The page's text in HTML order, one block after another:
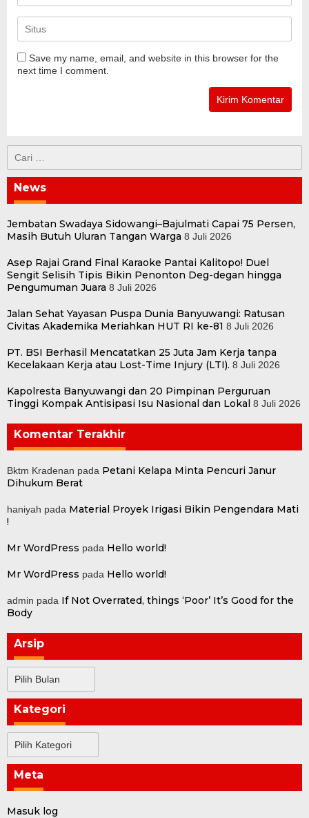
Save my name, email, and website in this browser for the
next time I comment.
Cari
untuk:
News
Jembatan Swadaya Sidowangi–Bajulmati Capai 75 Persen,
Masih Butuh Uluran Tangan Warga 8 Juli 2026
Asep Rajai Grand Final Karaoke Pantai Kalitopo! Duel
Sengit Selisih Tipis Bikin Penonton Deg-degan hingga
Pengumuman Juara 8 Juli 2026
Jalan Sehat Yayasan Puspa Dunia Banyuwangi: Ratusan
Civitas Akademika Meriahkan HUT RI ke-81 8 Juli 2026
PT. BSI Berhasil Mencatatkan 25 Juta Jam Kerja tanpa
Kecelakaan Kerja atau Lost-Time Injury (LTI). 8 Juli 2026
Kapolresta Banyuwangi dan 20 Pimpinan Perguruan
Tinggi Kompak Antisipasi Isu Nasional dan Lokal 8 Juli 2026
Komentar Terakhir
Bktm Kradenan pada Petani Kelapa Minta Pencuri Janur
Dihukum Berat
haniyah pada Material Proyek Irigasi Bikin Pengendara Mati
!
Mr WordPress pada Hello world!
Mr WordPress pada Hello world!
admin pada If Not Overrated, things ‘Poor’ It’s Good for the
Body
Arsip
Arsip
Kategori
Kategori
Meta
Masuk log